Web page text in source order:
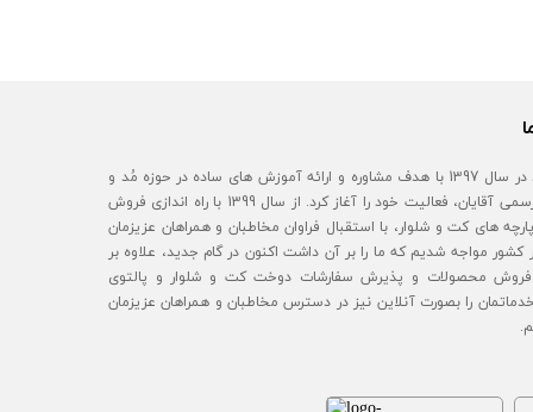
آقای مُد در سال 1397 با هدف مشاوره و ارائه آموزش های ساده در حوزه مُد و
استایل رسمی آقایان، فعالیت خود را آغاز کرد. از سال 1399 با راه اندازی فروش
های کت و شلوار، با استقبال فراوان مخاطبان و همراهان عزیزمان
کشور مواجه شدیم که ما را بر آن داشت اکنون در گام جدید، علاوه بر
محصولات و پذیرش سفارشات دوخت کت و شلوار و پالتوی
خدماتمان را بصورت آنلاین نیز در دسترس مخاطبان و همراهان عزیزمان